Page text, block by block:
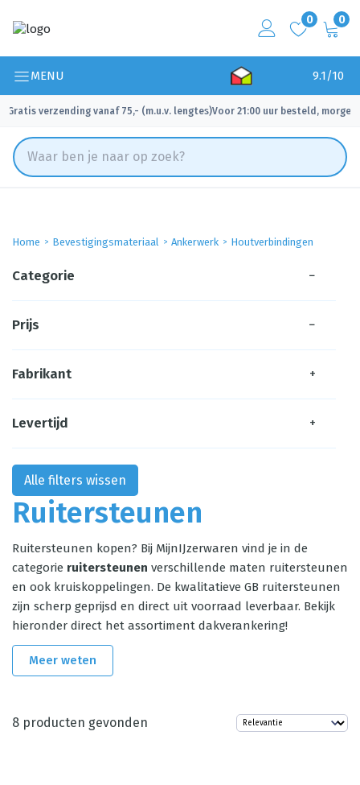
0 0
MENU 9.1/10
Gratis verzending vanaf 75,- (m.u.v. lengtes)
✓ Voor 21:00 uur besteld, morgen
Home Bevestigingsmateriaal Ankerwerk Houtverbindingen
Ruitersteunen
Ruitersteunen kopen? Bij MijnIJzerwaren vind je in de
categorie ruitersteunen verschillende maten ruitersteunen
en ook kruiskoppelingen. De kwalitatieve GB ruitersteunen
zijn scherp geprijsd en direct uit voorraad leverbaar. Bekijk
hieronder direct het assortiment dakverankering!
Meer weten
8 producten gevonden
Categorie −
Prijs −
Fabrikant +
Levertijd +
Alle filters wissen